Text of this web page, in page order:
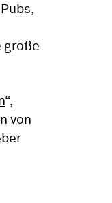
große
“,
von